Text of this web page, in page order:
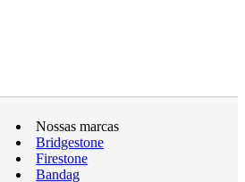
Nossas marcas
Bridgestone
Firestone
Bandag